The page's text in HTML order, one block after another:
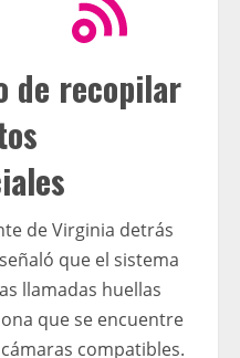
de recopilar
de Virginia detrás
que el sistema
llamadas huellas
que se encuentre
compatibles.